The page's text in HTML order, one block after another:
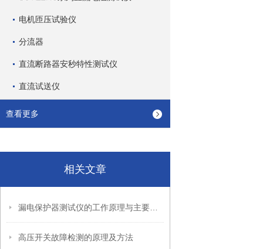
电机匝压试验仪
分流器
直流断路器安秒特性测试仪
直流试送仪
查看更多
相关文章
高压开关故障检测的原理及方法